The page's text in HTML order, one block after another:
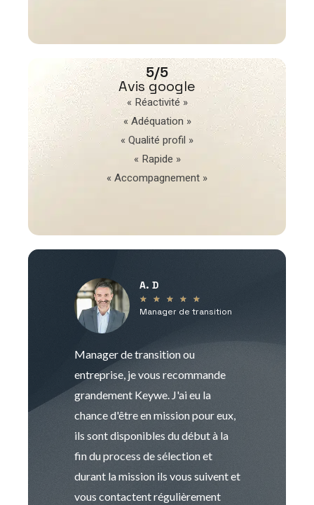
5/5
Avis google
« Réactivité »
« Adéquation »
« Qualité profil »
« Rapide »
« Accompagnement »
A. D
★ ★ ★ ★ ★
Manager de transition
Manager de transition ou
entreprise, je vous recommande
grandement Keywe. J'ai eu la
chance d'être en mission pour eux,
ils sont disponibles du début à la
fin du process de sélection et
durant la mission ils vous suivent et
vous contactent régulièrement